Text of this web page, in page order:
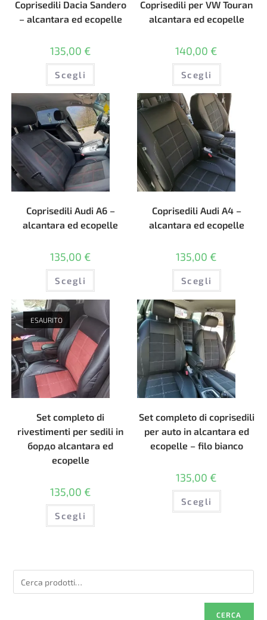
Coprisedili Dacia Sandero
– alcantara ed ecopelle
135,00 €
Scegli
Questo
più
varianti.
Le
opzioni
possono
essere
scelte
nella
pagina
del
prodotto
Coprisedili per VW Touran
alcantara ed ecopelle
140,00 €
Scegli
Questo
ha
più
varianti.
Le
opzioni
possono
essere
scelte
nella
pagina
del
prodotto
Coprisedili Audi A6 –
alcantara ed ecopelle
135,00 €
Scegli
Questo
ha
più
varianti.
opzioni
possono
essere
scelte
nella
pagina
del
prodotto
Coprisedili Audi A4 –
alcantara ed ecopelle
135,00 €
Scegli
Questo
ha
più
varianti.
Le
opzioni
possono
essere
scelte
nella
pagina
del
prodotto
ESAURITO
Set completo di
rivestimenti per sedili in
бордо alcantara ed
ecopelle
135,00 €
Scegli
Questo
nella
Set completo di coprisedili
per auto in alcantara ed
ecopelle – filo bianco
135,00 €
Scegli
Questo
ha
scelte
del
prodotto
CERCA